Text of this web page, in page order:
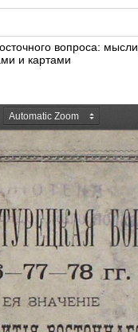
вопроса: мысли,
и картами